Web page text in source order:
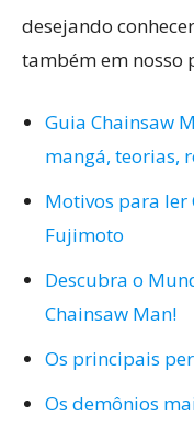
desejando
também em nosso
Guia Chainsaw
mangá, teorias,
Motivos para ler
Fujimoto
Descubra o
Chainsaw Man!
Os principais
Os demônios